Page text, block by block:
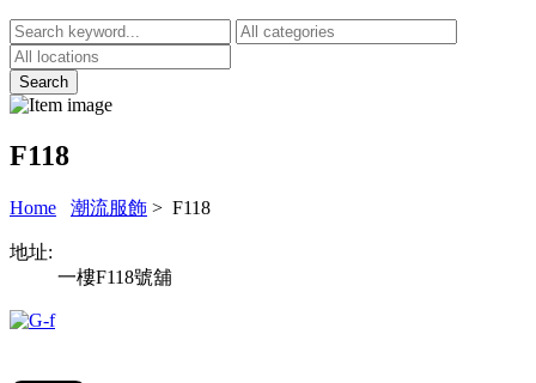
F118
Home 潮流服飾 > F118
地址:
一樓F118號舖